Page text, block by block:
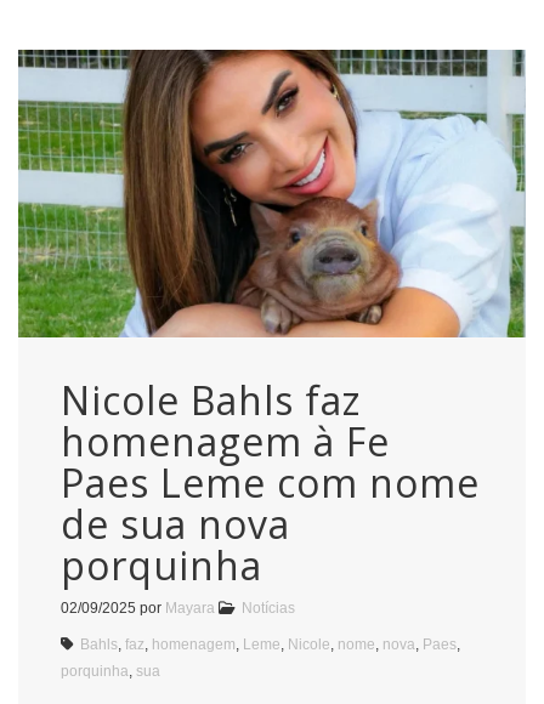
Nicole Bahls faz
homenagem à Fe
Paes Leme com nome
de sua nova
porquinha
02/09/2025 por Mayara Notícias
Bahls faz homenagem Leme Nicole nome nova Paes
porquinha sua